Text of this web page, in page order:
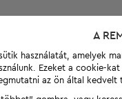
A
használatát, amelyek
Ezeket a cookie-
az ön által